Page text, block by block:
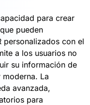
para crear
pueden
personalizados con el
a los usuarios no
su información de
La
avanzada,
para